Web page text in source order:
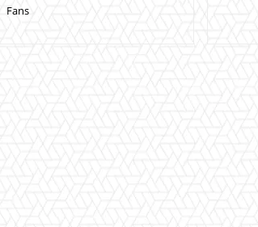
Fans